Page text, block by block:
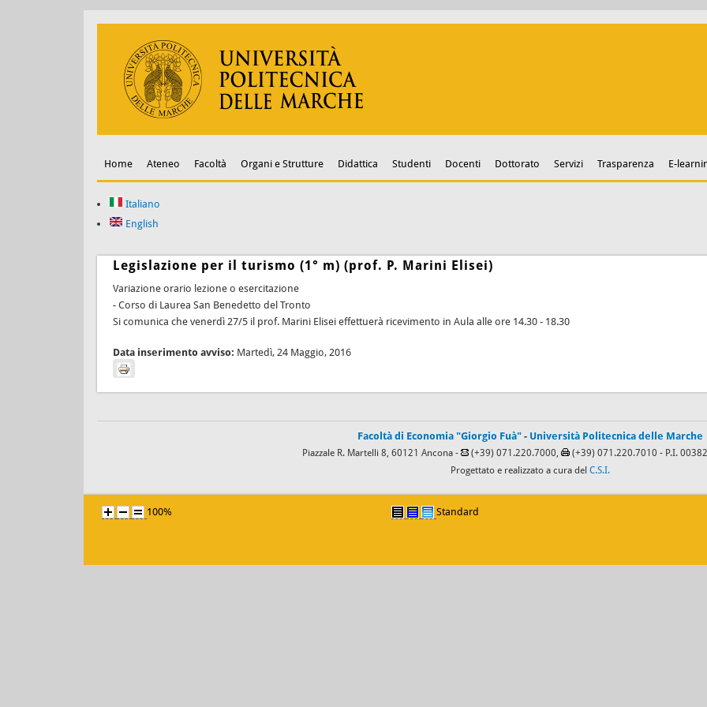
Home Ateneo Facoltà Organi e Strutture Didattica Studenti Docenti Dottorato Servizi Trasparenza E-
Italiano
English
Legislazione per il turismo (1° m) (prof. P. Marini Elisei)
Variazione orario lezione o esercitazione
- Corso di Laurea San Benedetto del Tronto
Si comunica che venerdì 27/5 il prof. Marini Elisei effettuerà ricevimento in Aula alle ore 14.30 - 18.30
Data inserimento avviso: Martedì, 24 Maggio, 2016
Facoltà di Economia "Giorgio Fuà" - Università Politecnica delle Marche
Piazzale R. Martelli 8, 60121 Ancona - (+39) 071.220.7000, (+39) 071.220.7010 - P.I.
Progettato e realizzato a cura del C.S.I.
100% Standard